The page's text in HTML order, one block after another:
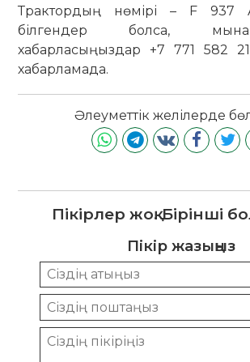
Трактордың нөмірі – F 937
білгендер болса,
хабарласыңыздар +7 771 582
хабарламада.
Әлеуметтік желілерде
Пікірлер жоқ. Бірінші
Пікір жазыңыз